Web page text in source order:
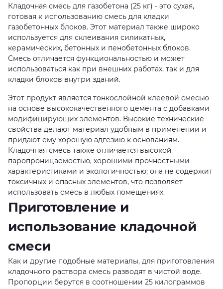
Кладочная смесь для газобетона (25 кг) - это сухая,
готовая к использованию смесь для кладки
газобетонных блоков. Этот материал также широко
используется для склеивания силикатных,
керамических, бетонных и пенобетонных блоков.
Смесь отличается функциональностью и может
использоваться как при внешних работах, так и для
кладки блоков внутри зданий.
Этот продукт является тонкослойной клеевой смесью
на основе высококачественного цемента с добавками
модифицирующих элементов. Высокие технические
свойства делают материал удобным в применении и
придают ему хорошую адгезию к основаниям.
Кладочная смесь также отличается высокой
паропроницаемостью, хорошими прочностными
характеристиками и экологичностью; она не содержит
токсичных и опасных элементов, что позволяет
использовать смесь в любых помещениях.
Приготовление и
использование кладочной
смеси
Как и другие подобные материалы, для приготовления
кладочного раствора смесь разводят в чистой воде.
Пропорции берутся в соотношении 25 килограммов